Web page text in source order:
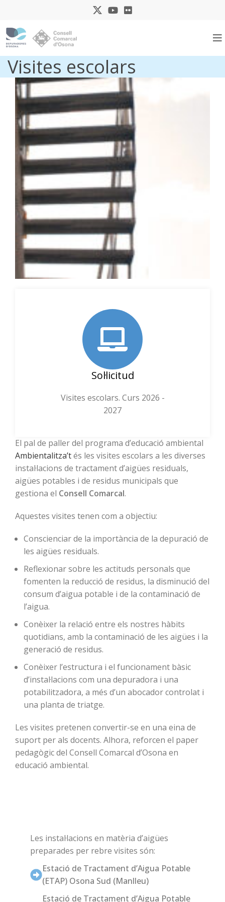
Visites escolars
Sol·licitud
Visites escolars. Curs 2026 -
2027
El pal de paller del programa d’educació ambiental
Ambientalitza’tés les visites escolars a les diverses
instal·lacions de tractament d’aigües residuals,
aigües potables i de residus municipals que
gestiona el Consell Comarcal.
Aquestes visites tenen com a objectiu:
Conscienciar de la importància de la depuració de
les aigües residuals.
Reflexionar sobre les actituds personals que
fomenten la reducció de residus, la disminució del
consum d’aigua potable i de la contaminació de
l’aigua.
Conèixer la relació entre els nostres hàbits
quotidians, amb la contaminació de les aigües i la
generació de residus.
Conèixer l’estructura i el funcionament bàsic
d’instal·lacions com una depuradora i una
potabilitzadora, a més d’un abocador controlat i
una planta de triatge.
Les visites pretenen convertir-se en una eina de
suport per als docents. Alhora, reforcen el paper
pedagògic del Consell Comarcal d’Osona en
educació ambiental.
Les instal·lacions en matèria d’aigües
preparades per rebre visites són:
Estació de Tractament d’Aigua Potable
(ETAP) Osona Sud (Manlleu)
Estació de Tractament d’Aigua Potable